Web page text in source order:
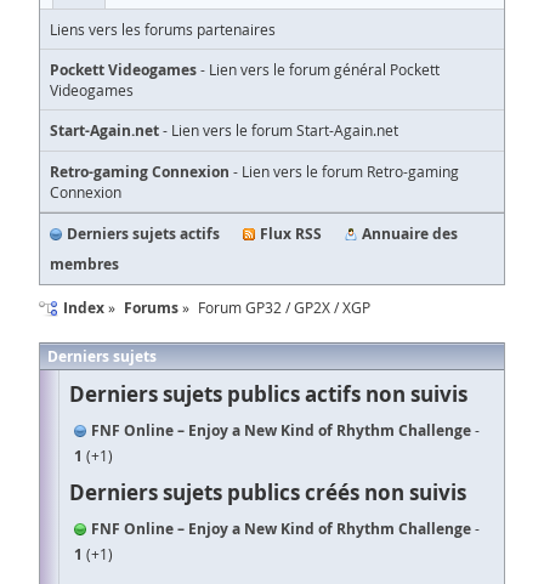
Liens vers les forums partenaires
Pockett Videogames- Lien vers le forum général Pockett
Videogames
Start-Again.net- Lien vers le forum Start-Again.net
Retro-gaming Connexion - Lien vers le forum Retro-gaming
Connexion
Derniers sujets actifs Flux RSS
Annuaire des
membres
Index Forums Forum GP32 / GP2X / XGP
Derniers sujets
Derniers sujets publics actifs non suivis
FNF Online – Enjoy a New Kind of Rhythm Challenge
1
1
Derniers sujets publics créés non suivis
FNF Online – Enjoy a New Kind of Rhythm Challenge
1
1